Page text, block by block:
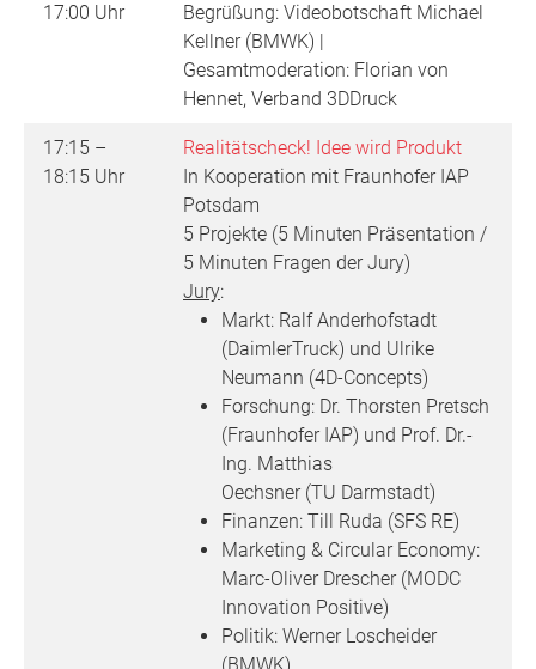
17:00 Uhr
Begrüßung: Videobotschaft Michael
Kellner (BMWK) |
Gesamtmoderation: Florian von
Hennet, Verband 3DDruck
17:15 –
18:15 Uhr
Realitätscheck! Idee wird Produkt
In Kooperation mit Fraunhofer IAP
Potsdam
5 Projekte (5 Minuten Präsentation /
5 Minuten Fragen der Jury)
Jury:
Markt: Ralf Anderhofstadt
(DaimlerTruck) und Ulrike
Neumann (4D-Concepts)
Forschung: Dr. Thorsten Pretsch
(Fraunhofer IAP) und Prof. Dr.-
Ing. Matthias
Oechsner (TU Darmstadt)
Finanzen: Till Ruda (SFS RE)
Marketing & Circular Economy:
Marc-Oliver Drescher (MODC
Innovation Positive)
Politik: Werner Loscheider